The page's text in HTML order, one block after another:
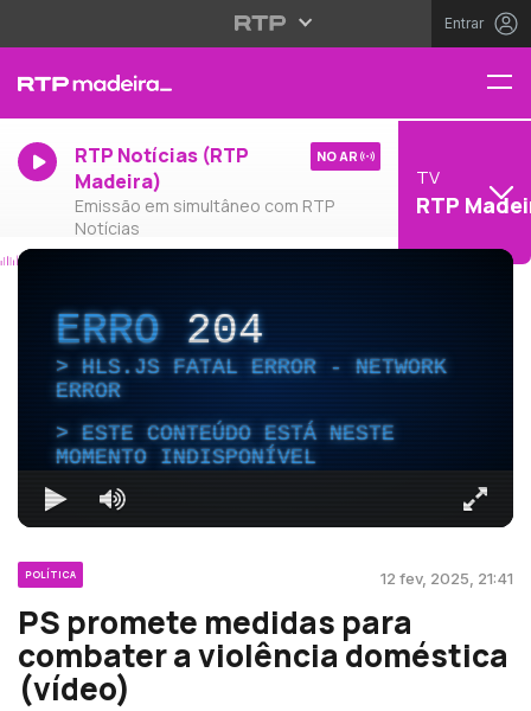
Entrar
RTP Notícias (RTP
Madeira)
Emissão em simultâneo com RTP
Notícias
NO AR
TV
RTP
ERRO204
HLS.JS FATAL ERROR - NETWORK
ERROR
ESTE CONTEÚDO ESTÁ NESTE
MOMENTO INDISPONÍVEL
POLÍTICA 12 fev, 2025, 21:41
PS promete medidas para
combater a violência doméstica
(vídeo)